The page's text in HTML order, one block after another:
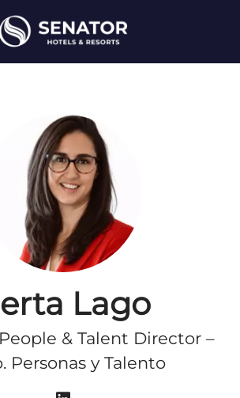
Lago
& Talent Director –
Personas y Talento